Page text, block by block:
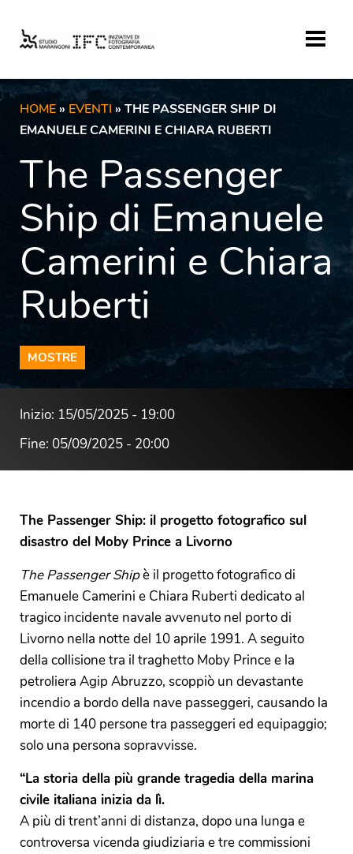
HOME» EVENTI » THE PASSENGER SHIP DI
EMANUELE CAMERINI E CHIARA RUBERTI
The Passenger
Ship di Emanuele
Camerini e Chiara
Ruberti
MOSTRE
Inizio: 15/05/2025 - 19:00
Fine: 05/09/2025 - 20:00
The Passenger Ship: il progetto fotografico sul
disastro del Moby Prince a Livorno
The Passenger Shipè il progetto fotografico di
Emanuele Camerini e Chiara Ruberti dedicato al
tragico incidente navale avvenuto nel porto di
Livorno nella notte del 10 aprile 1991. A seguito
della collisione tra il traghetto Moby Prince e la
petroliera Agip Abruzzo, scoppiò un devastante
incendio a bordo della nave passeggeri, causando la
morte di 140 persone tra passeggeri ed equipaggio;
solo una persona sopravvisse.
“La storia della più grande tragedia della marina
civile italiana inizia da lì.
A più di trent’anni di distanza, dopo una lunga e
controversa vicenda giudiziaria e tre commissioni